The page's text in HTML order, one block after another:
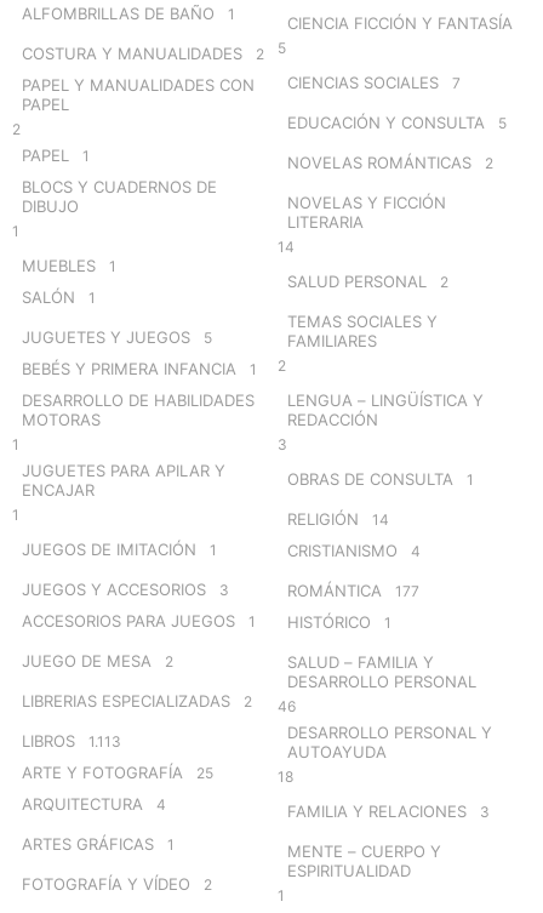
ALFOMBRILLAS DE BAÑO 1
COSTURA Y MANUALIDADES 2
PAPEL Y MANUALIDADES CON
PAPEL
2
PAPEL 1
BLOCS Y CUADERNOS DE
DIBUJO
1
MUEBLES 1
SALÓN 1
JUGUETES Y JUEGOS 5
BEBÉS Y PRIMERA INFANCIA 1
DESARROLLO DE HABILIDADES
MOTORAS
1
JUGUETES PARA APILAR Y
ENCAJAR
1
JUEGOS DE IMITACIÓN 1
JUEGOS Y ACCESORIOS 3
ACCESORIOS PARA JUEGOS 1
JUEGO DE MESA 2
LIBRERIAS ESPECIALIZADAS 2
LIBROS 1.113
ARTE Y FOTOGRAFÍA 25
ARQUITECTURA 4
ARTES GRÁFICAS 1
FOTOGRAFÍA Y VÍDEO 2
CIENCIA FICCIÓN Y FANTASÍA
5
CIENCIAS SOCIALES 7
EDUCACIÓN Y CONSULTA 5
NOVELAS ROMÁNTICAS 2
NOVELAS Y FICCIÓN
LITERARIA
14
SALUD PERSONAL 2
TEMAS SOCIALES Y
FAMILIARES
2
LENGUA – LINGÜÍSTICA Y
REDACCIÓN
3
OBRAS DE CONSULTA 1
RELIGIÓN 14
CRISTIANISMO 4
ROMÁNTICA 177
HISTÓRICO 1
SALUD – FAMILIA Y
DESARROLLO PERSONAL
46
DESARROLLO PERSONAL Y
AUTOAYUDA
18
FAMILIA Y RELACIONES 3
MENTE – CUERPO Y
ESPIRITUALIDAD
1